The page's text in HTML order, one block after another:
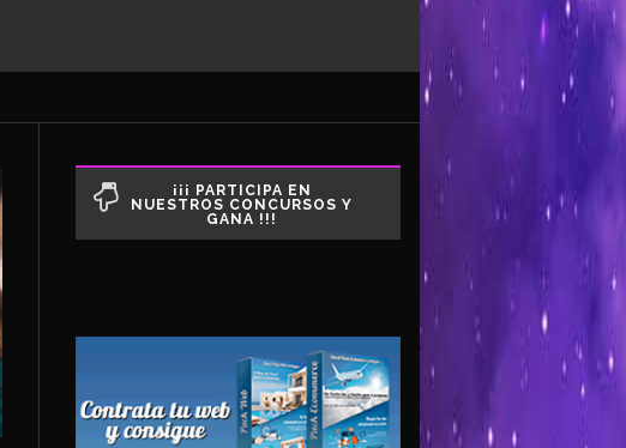
¡¡¡ PARTICIPA EN
NUESTROS CONCURSOS Y
GANA !!!